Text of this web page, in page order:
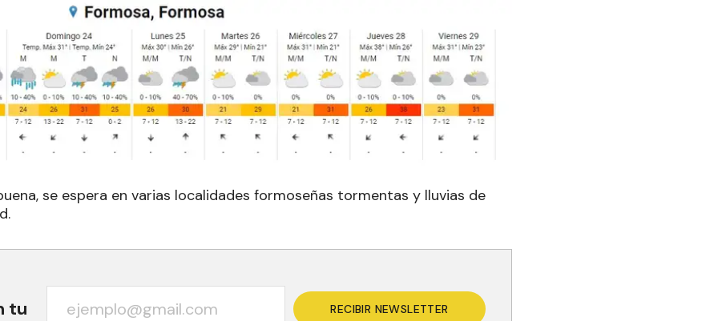
se espera en varias localidades formoseñas tormentas y lluvias de
tu RECIBIR NEWSLETTER